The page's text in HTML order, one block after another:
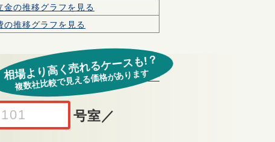
金の推移グラフを見る
の推移グラフを見る
号室 ／
相場より高く売れるケースも!？
複数社比較で見える価格があります